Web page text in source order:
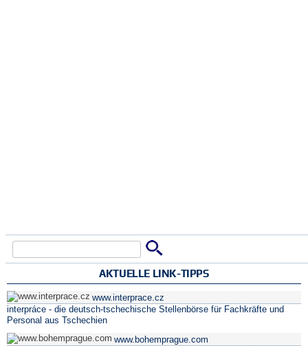
AKTUELLE LINK-TIPPS
www.interprace.cz
interpráce - die deutsch-tschechische Stellenbörse für Fachkräfte und
Personal aus Tschechien
www.bohemprague.com